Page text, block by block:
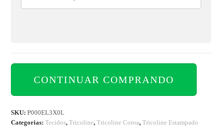
CONTINUAR COMPRANDO
SKU:P000EL3X0L
Categorias:Tecidos,Tricoline,Tricoline Coroa,Tricoline Estampado